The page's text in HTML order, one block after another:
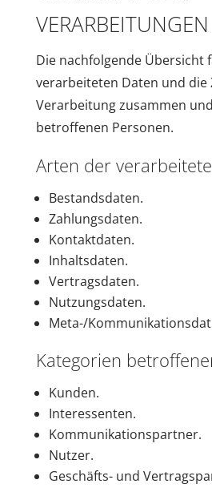
VERARBEITUNGEN
Die nachfolgende Übersicht
verarbeiteten Daten und die
Verarbeitung zusammen
betroffenen Personen.
Arten der
Bestandsdaten.
Zahlungsdaten.
Kontaktdaten.
Inhaltsdaten.
Vertragsdaten.
Nutzungsdaten.
Meta-/
Kategorien
Kunden.
Interessenten.
Kommunikationspartner.
Nutzer.
Geschäfts- und